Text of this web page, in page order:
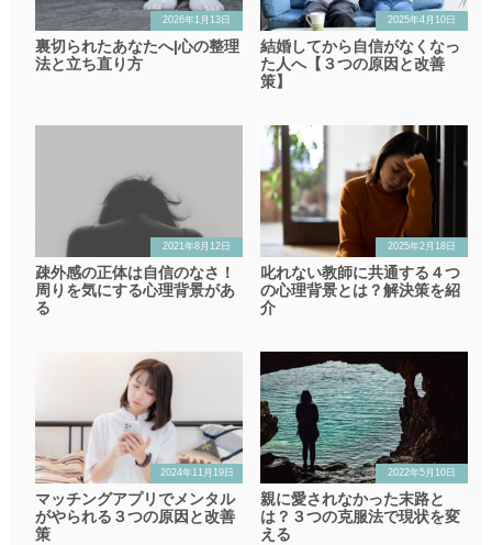
2026年1月13日
裏切られたあなたへ|心の整理
法と立ち直り方
2025年4月10日
結婚してから自信がなくなっ
た人へ【３つの原因と改善
策】
2021年8月12日
疎外感の正体は自信のなさ！
周りを気にする心理背景があ
る
2025年2月18日
叱れない教師に共通する４つ
の心理背景とは？解決策を紹
介
2024年11月19日
マッチングアプリでメンタル
がやられる３つの原因と改善
策
2022年5月10日
親に愛されなかった末路と
は？３つの克服法で現状を変
える